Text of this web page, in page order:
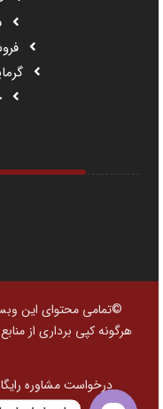
©تمامی محتوای این
هرگونه کپی برداری از
درخواست مشاوره